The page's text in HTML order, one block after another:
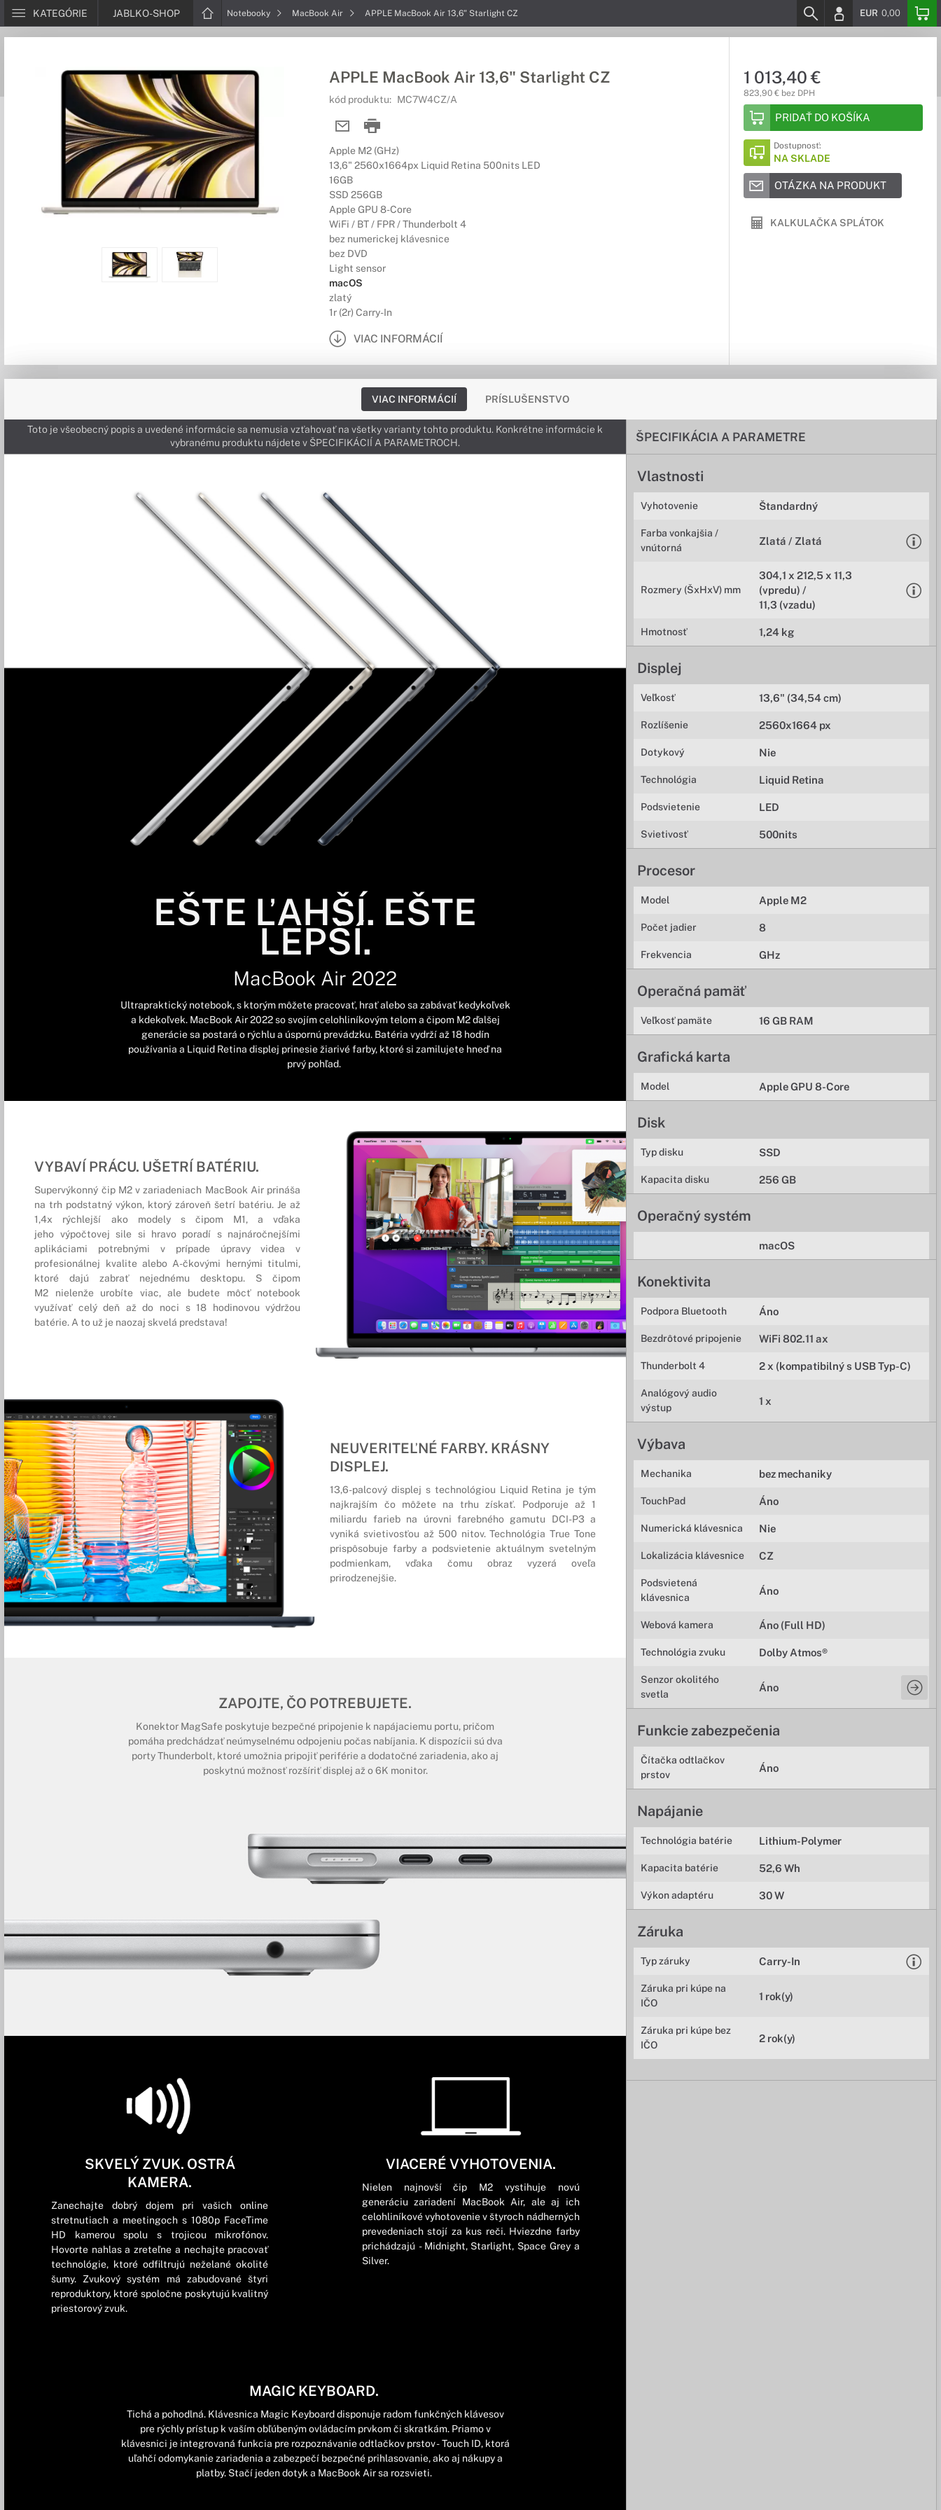
KATEGÓRIE JABLKO-SHOP Notebooky MacBook Air APPLE MacBook Air 13,6" Starlight CZ EUR 0,00
APPLE MacBook Air 13,6" Starlight CZ
kód produktu: MC7W4CZ/A
Apple M2 (GHz)
13,6" 2560x1664px Liquid Retina 500nits LED
16GB
SSD 256GB
Apple GPU 8-Core
WiFi / BT / FPR / Thunderbolt 4
bez numerickej klávesnice
bez DVD
Light sensor
macOS
zlatý
1r (2r) Carry-In
VIAC INFORMÁCIÍ
1 013,40 €
823,90 € bez DPH
PRIDAŤ DO KOŠÍKA
Dostupnosť:
NA SKLADE
OTÁZKA NA PRODUKT
KALKULAČKA SPLÁTOK
VIAC INFORMÁCIÍ PRÍSLUŠENSTVO
ŠPECIFIKÁCIA A PARAMETRE
Vlastnosti
Vyhotovenie Štandardný
Farba vonkajšia /
vnútorná
Zlatá / Zlatá
Rozmery (ŠxHxV) mm
304,1 x 212,5 x 11,3
(vpredu) /
11,3 (vzadu)
Hmotnosť 1,24 kg
Displej
Veľkosť 13,6" (34,54 cm)
Rozlíšenie 2560x1664 px
Dotykový Nie
Technológia Liquid Retina
Podsvietenie LED
Svietivosť 500nits
Procesor
Model Apple M2
Počet jadier 8
Frekvencia GHz
Operačná pamäť
Veľkosť pamäte 16 GB RAM
Grafická karta
Model Apple GPU 8-Core
Disk
Typ disku SSD
Kapacita disku 256 GB
Operačný systém
macOS
Konektivita
Podpora Bluetooth Áno
Bezdrôtové pripojenie WiFi 802.11 ax
Thunderbolt 4 2 x (kompatibilný s USB Typ-C)
Analógový audio
výstup
1 x
Výbava
Mechanika bez mechaniky
TouchPad Áno
Numerická klávesnica Nie
Lokalizácia klávesnice CZ
Podsvietená
klávesnica
Áno
Webová kamera Áno (Full HD)
Technológia zvuku Dolby Atmos®
Senzor okolitého
svetla
Áno
Funkcie zabezpečenia
Čítačka odtlačkov
prstov
Áno
Napájanie
Technológia batérie Lithium-Polymer
Kapacita batérie 52,6 Wh
Výkon adaptéru 30 W
Záruka
Typ záruky Carry-In
Záruka pri kúpe na
IČO
1 rok(y)
Záruka pri kúpe bez
IČO
2 rok(y)
Toto je všeobecný popis a uvedené informácie sa nemusia vzťahovať na všetky varianty tohto produktu. Konkrétne informácie k
vybranému produktu nájdete v ŠPECIFIKÁCIÍ A PARAMETROCH.
EŠTE ĽAHŠÍ. EŠTE
LEPŠÍ.
MacBook Air 2022
Ultrapraktický notebook, s ktorým môžete pracovať, hrať alebo sa zabávať kedykoľvek
a kdekoľvek. MacBook Air 2022 so svojím celohliníkovým telom a čipom M2 ďalšej
generácie sa postará o rýchlu a úspornú prevádzku. Batéria vydrží až 18 hodín
používania a Liquid Retina displej prinesie žiarivé farby, ktoré si zamilujete hneď na
prvý pohľad.
VYBAVÍ PRÁCU. UŠETRÍ BATÉRIU.
Supervýkonný čip M2 v zariadeniach MacBook Air prináša
na trh podstatný výkon, ktorý zároveň šetrí batériu. Je až
1,4x rýchlejší ako modely s čipom M1, a vďaka
jeho výpočtovej sile si hravo poradí s najnáročnejšími
aplikáciami potrebnými v prípade úpravy videa v
profesionálnej kvalite alebo A-čkovými hernými titulmi,
ktoré dajú zabrať nejednému desktopu. S čipom
M2 nielenže urobíte viac, ale budete môcť notebook
využívať celý deň až do noci s 18 hodinovou výdržou
batérie. A to už je naozaj skvelá predstava!
NEUVERITEĽNÉ FARBY. KRÁSNY
DISPLEJ.
13,6-palcový displej s technológiou Liquid Retina je tým
najkrajším čo môžete na trhu získať. Podporuje až 1
miliardu farieb na úrovni farebného gamutu DCI-P3 a
vyniká svietivosťou až 500 nitov. Technológia True Tone
prispôsobuje farby a podsvietenie aktuálnym svetelným
podmienkam, vďaka čomu obraz vyzerá oveľa
prirodzenejšie.
ZAPOJTE, ČO POTREBUJETE.
Konektor MagSafe poskytuje bezpečné pripojenie k napájaciemu portu, pričom
pomáha predchádzať neúmyselnému odpojeniu počas nabíjania. K dispozícii sú dva
porty Thunderbolt, ktoré umožnia pripojiť periférie a dodatočné zariadenia, ako aj
poskytnú možnosť rozšíriť displej až o 6K monitor.
SKVELÝ ZVUK. OSTRÁ
KAMERA.
Zanechajte dobrý dojem pri vašich online
stretnutiach a meetingoch s 1080p FaceTime
HD kamerou spolu s trojicou mikrofónov.
Hovorte nahlas a zreteľne a nechajte pracovať
technológie, ktoré odfiltrujú neželané okolité
šumy. Zvukový systém má zabudované štyri
reproduktory, ktoré spoločne poskytujú kvalitný
priestorový zvuk.
VIACERÉ VYHOTOVENIA.
Nielen najnovší čip M2 vystihuje novú
generáciu zariadení MacBook Air, ale aj ich
celohliníkové vyhotovenie v štyroch nádherných
prevedeniach stojí za kus reči. Hviezdne farby
prichádzajú - Midnight, Starlight, Space Grey a
Silver.
MAGIC KEYBOARD.
Tichá a pohodlná. Klávesnica Magic Keyboard disponuje radom funkčných klávesov
pre rýchly prístup k vaším obľúbeným ovládacím prvkom či skratkám. Priamo v
klávesnici je integrovaná funkcia pre rozpoznávanie odtlačkov prstov - Touch ID, ktorá
uľahčí odomykanie zariadenia a zabezpečí bezpečné prihlasovanie, ako aj nákupy a
platby. Stačí jeden dotyk a MacBook Air sa rozsvieti.